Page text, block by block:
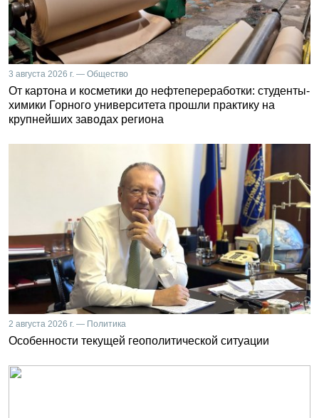
3 августа 2026 г. — Общество
От картона и косметики до нефтепереработки: студенты-
химики Горного университета прошли практику на
крупнейших заводах региона
2 августа 2026 г. — Политика
Особенности текущей геополитической ситуации